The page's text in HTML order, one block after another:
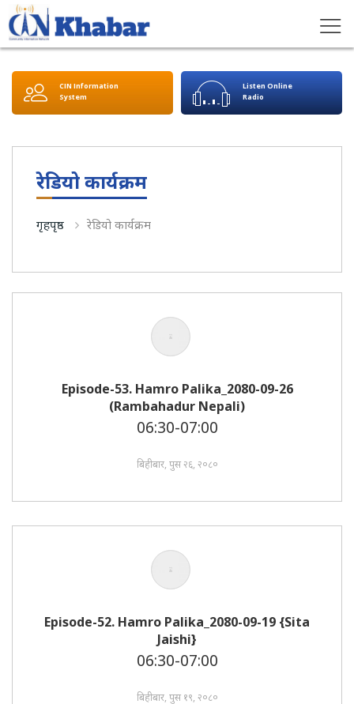
CIN Information
System
Listen Online
Radio
रेडियो कार्यक्रम
गृहपृष्ठ रेडियो कार्यक्रम
Episode-53. Hamro Palika_2080-09-26
(Rambahadur Nepali)
06:30-07:00
बिहीबार, पुस २६, २०८०
Episode-52. Hamro Palika_2080-09-19 {Sita
Jaishi}
06:30-07:00
बिहीबार, पुस १९, २०८०